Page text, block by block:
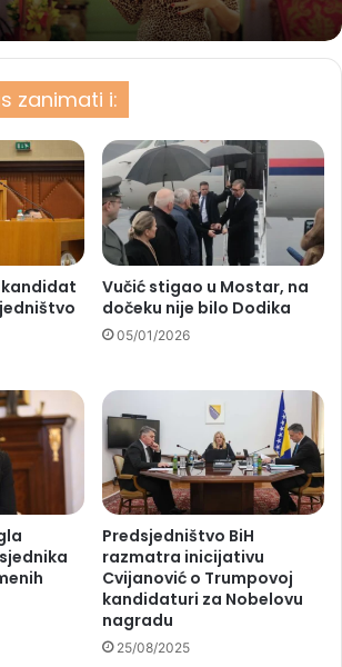
zanimati i:
kandidat
Vučić stigao u Mostar, na
dočeku nije bilo Dodika
05/01/2026
Predsjedništvo BiH
razmatra inicijativu
Cvijanović o Trumpovoj
kandidaturi za Nobelovu
nagradu
25/08/2025